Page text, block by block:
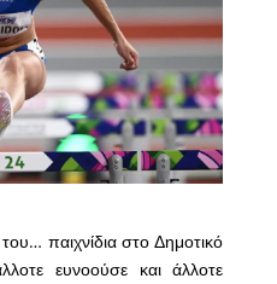
παιχνίδια στο Δημοτικό
ευνοούσε και άλλοτε